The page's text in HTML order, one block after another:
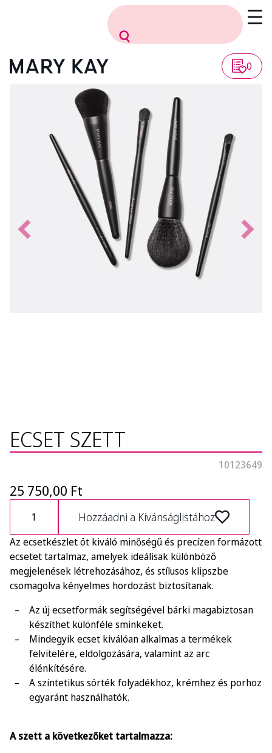
0
ECSET SZETT
10123649
25 750,00 Ft
Hozzáadni a Kívánságlistához
Az ecsetkészlet öt kiváló minőségű és precízen formázott
ecsetet tartalmaz, amelyek ideálisak különböző
megjelenések létrehozásához, és stílusos klipszbe
csomagolva kényelmes hordozást biztosítanak.
Az új ecsetformák segítségével bárki magabiztosan
készíthet különféle sminkeket.
Mindegyik ecset kiválóan alkalmas a termékek
felvitelére, eldolgozására, valamint az arc
élénkítésére.
A szintetikus sörték folyadékhoz, krémhez és porhoz
egyaránt használhatók.
A szett a következőket tartalmazza: